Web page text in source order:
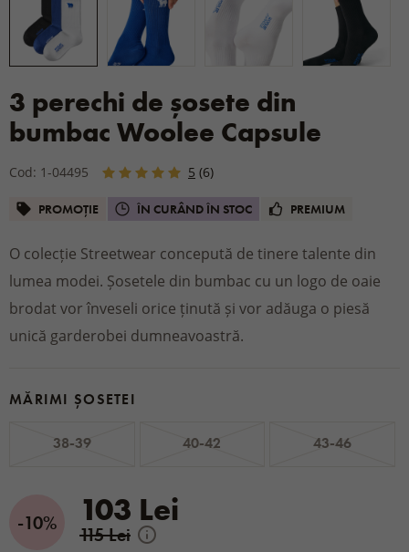
3 perechi de șosete din
bumbac Woolee Capsule
Cod: 1-04495 5 (6)
PROMOȚIE ÎN CURÂND ÎN STOC PREMIUM
O colecție Streetwear concepută de tinere talente din
lumea modei. Șosetele din bumbac cu un logo de oaie
brodat vor înveseli orice ținută și vor adăuga o piesă
unică garderobei dumneavoastră.
MĂRIMI ȘOSETEI
38-39 40-42 43-46
-10% 103 Lei
115 Lei